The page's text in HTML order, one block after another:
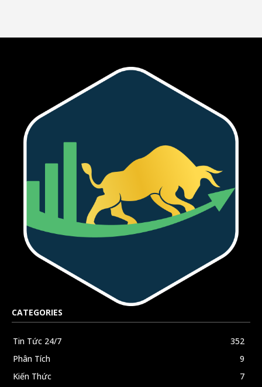
CATEGORIES
Tin Tức 24/7
352
Phân Tích
9
Kiến Thức
7